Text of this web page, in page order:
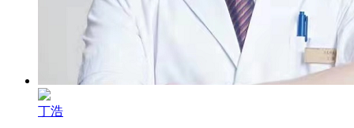
丁浩